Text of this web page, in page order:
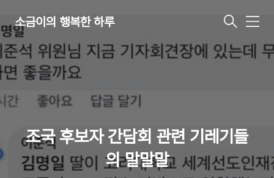
소금이의 행복한 하루
메
조국 후보자 간담회 관련 기레기들
의 말말말